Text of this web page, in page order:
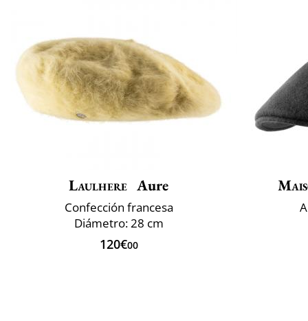
Laulhere Aure
Confección francesa
Diámetro: 28 cm
120€00